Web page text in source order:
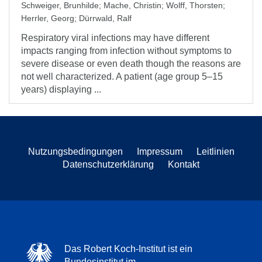
Schweiger, Brunhilde; Mache, Christin; Wolff, Thorsten;
Herrler, Georg; Dürrwald, Ralf
Respiratory viral infections may have different
impacts ranging from infection without symptoms to
severe disease or even death though the reasons are
not well characterized. A patient (age group 5–15
years) displaying ...
Nutzungsbedingungen Impressum
Leitlinien
Datenschutzerklärung
Kontakt
Das Robert Koch-Institut ist ein